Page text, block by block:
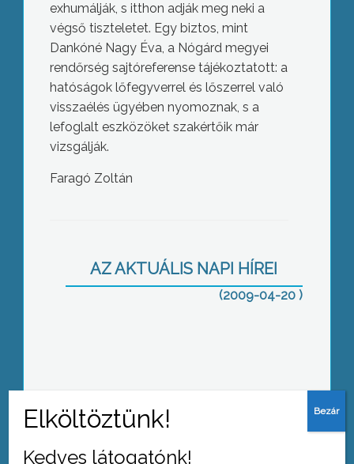
exhumálják, s itthon adják meg neki a
végső tiszteletet. Egy biztos, mint
Dankóné Nagy Éva, a Nógárd megyei
rendőrség sajtóreferense tájékoztatott: a
hatóságok lőfegyverrel és lőszerrel való
visszaélés ügyében nyomoznak, s a
lefoglalt eszközöket szakértőik már
vizsgálják.
Faragó Zoltán
AZ AKTUÁLIS NAPI HÍREI
(2009-04-20 )
Kedves látogatónk!